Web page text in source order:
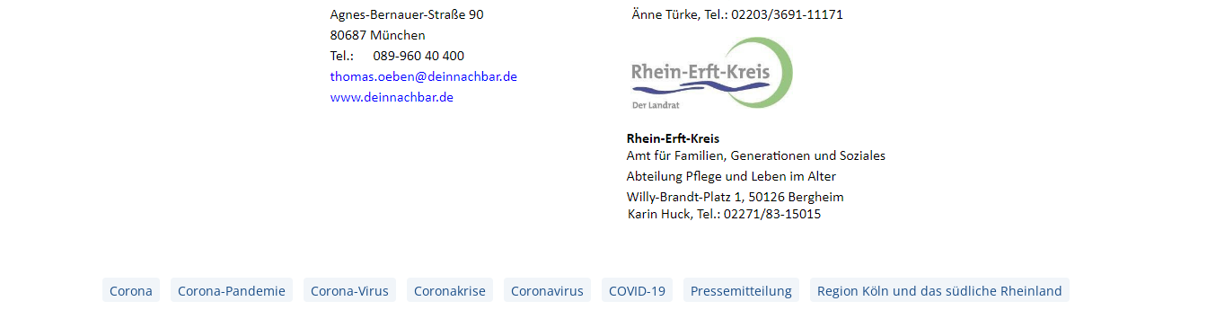
Corona Corona-Pandemie Corona-Virus Coronakrise Coronavirus COVID-19 Pressemitteilung Region Köln und das südliche Rheinland